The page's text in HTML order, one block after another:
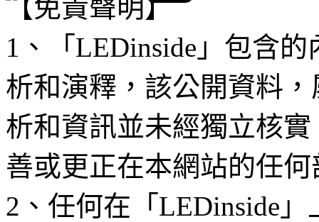
【免責聲明】
1、「LEDinside」包含
析和演釋，該公開資料
析和資訊並未經獨立核
善或更正在本網站的任
2、任何在「LEDinside